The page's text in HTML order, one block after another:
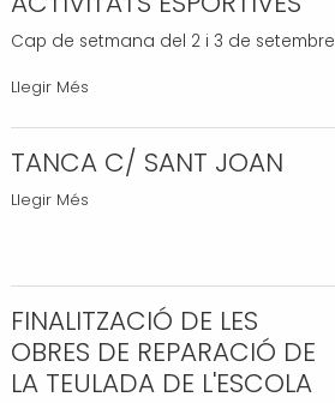
RÀPID
DEL
Cap de setmana del 2 i 3 de setembre
ACTIVITATS
Llegir Més
TANCA C/ SANT JOAN
TANCA
JOAN
-
Llegir Més
FINALITZACIÓ DE LES
OBRES DE REPARACIÓ DE
LA TEULADA DE L'ESCOLA